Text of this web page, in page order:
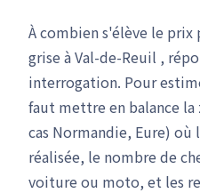
À combien s'élève le prix
grise à Val-de-Reuil ,
interrogation. Pour
faut mettre en balance la
cas Normandie, Eure) où
réalisée, le nombre de
voiture ou moto, et les